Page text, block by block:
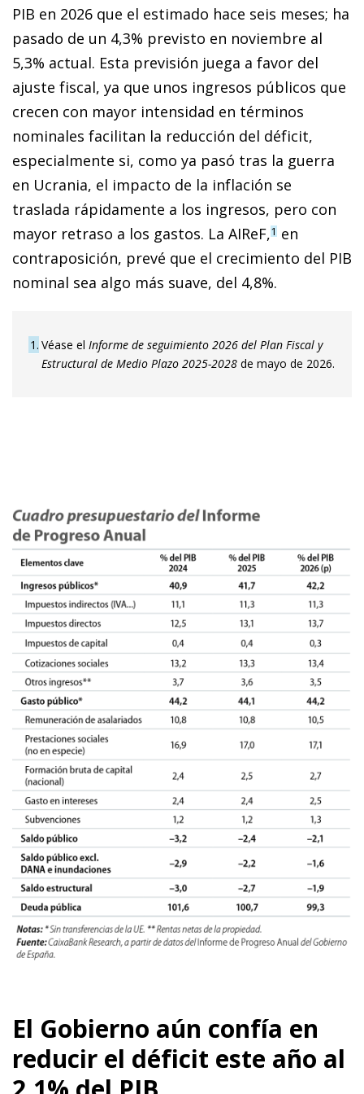
PIB en 2026 que el estimado hace seis meses; ha
pasado de un 4,3% previsto en noviembre al
5,3% actual. Esta previsión juega a favor del
ajuste fiscal, ya que unos ingresos públicos que
crecen con mayor intensidad en términos
nominales facilitan la reducción del déficit,
especialmente si, como ya pasó tras la guerra
en Ucrania, el impacto de la inflación se
traslada rápidamente a los ingresos, pero con
mayor retraso a los gastos. La AIReF,1 en
contraposición, prevé que el crecimiento del PIB
nominal sea algo más suave, del 4,8%.
1 Véase el Informe de seguimiento 2026 del Plan Fiscal y
Estructural de Medio Plazo 2025-2028 de mayo de 2026.
El Gobierno aún confía en
reducir el déficit este año al